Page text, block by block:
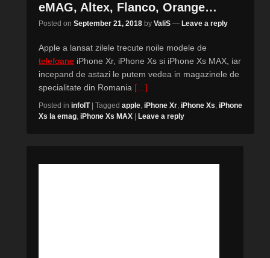
eMAG, Altex, Flanco, Orange…
Posted on September 21, 2018 by ValiS — Leave a reply
Apple a lansat zilele trecute noile modele de
telefoane iPhone Xr, iPhone Xs si iPhone Xs MAX, iar
incepand de astazi le putem vedea in magazinele de
specialitate din Romania […]
Posted in infoIT Tagged apple, iPhone Xr, iPhone Xs, iPhone
Xs la emag, iPhone Xs MAX Leave a reply